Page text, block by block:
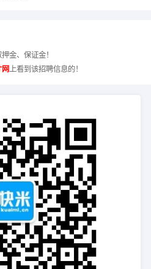
金、保证金！
网上看到该招聘信息的！